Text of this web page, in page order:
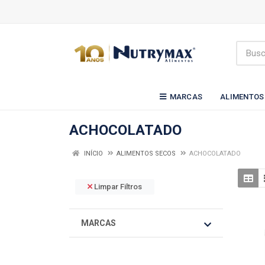
MARCAS
ACHOCOLATADO
INÍCIO ALIMENTOS SECOS ACHOCOLATADO
Limpar Filtros
MARCAS